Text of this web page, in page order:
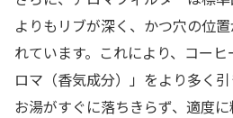
よりもリブが深く、かつ穴の位
れています。これにより、コー
ロマ（香気成分）」をより多く引
お湯がすぐに落ちきらず、適度